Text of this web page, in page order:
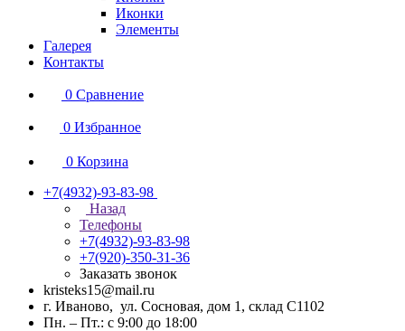
Иконки
Элементы
Галерея
Контакты
0 Сравнение
0 Избранное
0 Корзина
+7(4932)-93-83-98
Назад
Телефоны
+7(4932)-93-83-98
+7(920)-350-31-36
Заказать звонок
kristeks15@mail.ru
г. Иваново, ул. Сосновая, дом 1, склад С1102
Пн. – Пт.: с 9:00 до 18:00